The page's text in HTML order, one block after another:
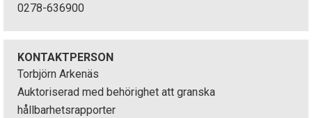
o
n
e
n
0278-636900
KONTAKTPERSON
Torbjörn Arkenäs
Auktoriserad med behörighet att granska
hållbarhetsrapporter